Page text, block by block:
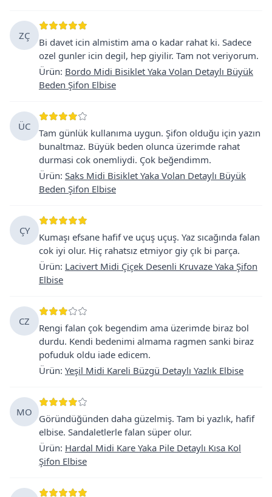
ZÇ
Bi davet icin almistim ama o kadar rahat ki. Sadece
ozel gunler icin degil, hep giyilir. Tam not veriyorum.
Ürün: Bordo Midi Bisiklet Yaka Volan Detaylı Büyük
Beden Şifon Elbise
ÜC
Tam günlük kullanıma uygun. Şifon olduğu için yazın
bunaltmaz. Büyük beden olunca üzerimde rahat
durmasi cok onemliydi. Çok beğendimm.
Ürün: Saks Midi Bisiklet Yaka Volan Detaylı Büyük
Beden Şifon Elbise
ÇY
Kumaşı efsane hafif ve uçuş uçuş. Yaz sıcağında falan
cok iyi olur. Hiç rahatsız etmiyor giy çık bi parça.
Ürün: Lacivert Midi Çiçek Desenli Kruvaze Yaka Şifon
Elbise
CZ
Rengi falan çok begendim ama üzerimde biraz bol
durdu. Kendi bedenimi almama ragmen sanki biraz
pofuduk oldu iade edicem.
Ürün: Yeşil Midi Kareli Büzgü Detaylı Yazlık Elbise
MO
Göründüğünden daha güzelmiş. Tam bi yazlık, hafif
elbise. Sandaletlerle falan süper olur.
Ürün: Hardal Midi Kare Yaka Pile Detaylı Kısa Kol
Şifon Elbise